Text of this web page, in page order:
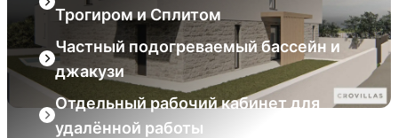
Трогиром и Сплитом
Частный подогреваемый бассейн и
джакузи
Отдельный рабочий кабинет для
удалённой работы